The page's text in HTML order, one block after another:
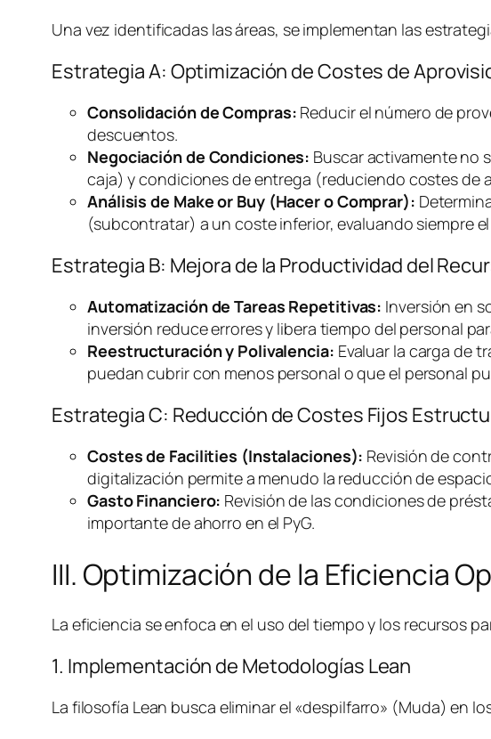
Una vez identificadas las áreas, se implementan las
Estrategia A: Optimización de Costes de
Consolidación de Compras: Reducir el número de
descuentos.
Negociación de Condiciones: Buscar activamente no
caja) y condiciones de entrega (reduciendo costes de
Análisis de Make or Buy(Hacer o Comprar):
(subcontratar) a un coste inferior, evaluando siempre
Estrategia B: Mejora de la Productividad del
Automatización de Tareas Repetitivas: Inversión en
inversión reduce errores y libera tiempo del personal
Reestructuración y Polivalencia: Evaluar la carga de
puedan cubrir con menos personal o que el personal
Estrategia C: Reducción de Costes Fijos
Costes de Facilities (Instalaciones): Revisión de
digitalización permite a menudo la reducción de
Gasto Financiero: Revisión de las condiciones de
importante de ahorro en el PyG.
III. Optimización de la Eficiencia
La eficiencia se enfoca en el uso del tiempo y los recursos
1. Implementación de Metodologías Lean
La filosofía Lean busca eliminar el «despilfarro» (Muda) en